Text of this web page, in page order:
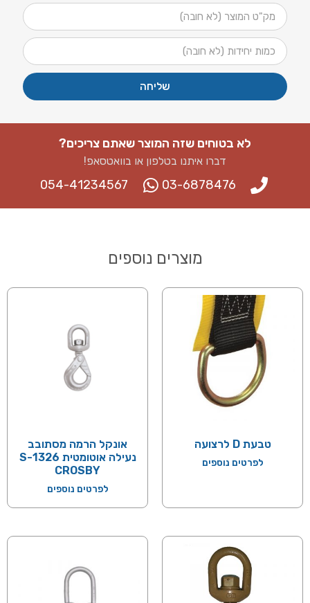
שליחה
לא בטוחים שזה המוצר שאתם צריכים?
דברו איתנו בטלפון או בוואטסאפ​!
03-6878476
054-41234567
מוצרים נוספים
טבעת D לרצועה
לפרטים נוספים
אונקל הרמה מסתובב
נעילה אוטומטית S-1326
CROSBY
לפרטים נוספים